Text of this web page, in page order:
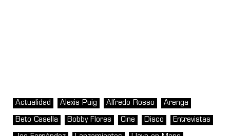
Actualidad Alexis Puig Alfredo Rosso Arenga
Beto Casella Bobby Flores Cine Disco Entrevistas